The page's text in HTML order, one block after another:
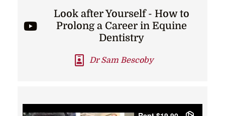
Look after Yourself - How to
Prolong a Career in Equine
Dentistry
Dr Sam Bescoby